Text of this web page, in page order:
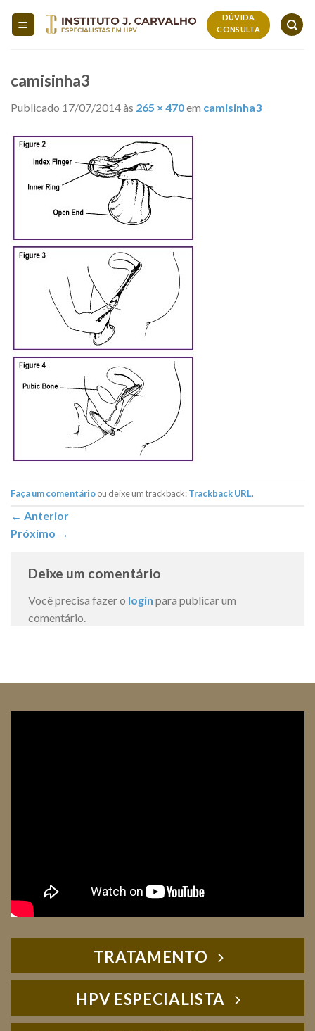
DÚVIDA
CONSULTA
camisinha3
Publicado 17/07/2014às 265 × 470em camisinha3
Faça um comentárioou deixe um trackback:Trackback URL.
← Anterior
Próximo →
Deixe um comentário
Você precisa fazer o login para publicar um
comentário.
TRATAMENTO
HPV ESPECIALISTA